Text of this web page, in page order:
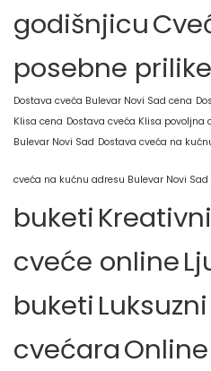
godišnjicu
posebne prilike
Dostava cveća Bulevar Novi Sad cena
Klisa cena Dostava cveća Klisa povoljna
Bulevar Novi Sad Dostava cveća na
cveća na kućnu adresu Bulevar Novi Sad
buketi
cveće online
buketi
cvećara